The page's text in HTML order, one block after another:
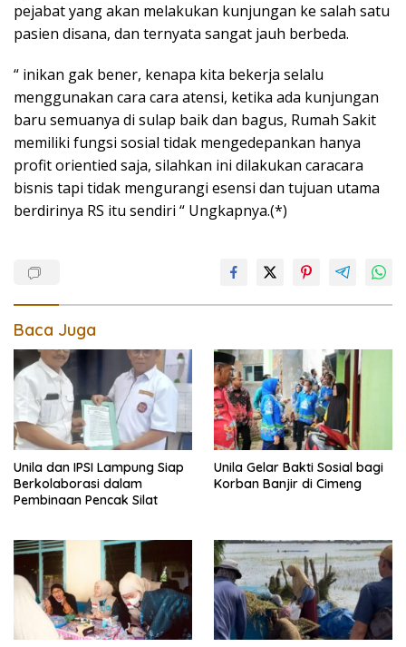
pejabat yang akan melakukan kunjungan ke salah satu
pasien disana, dan ternyata sangat jauh berbeda.
“ inikan gak bener, kenapa kita bekerja selalu
menggunakan cara cara atensi, ketika ada kunjungan
baru semuanya di sulap baik dan bagus, Rumah Sakit
memiliki fungsi sosial tidak mengedepankan hanya
profit orientied saja, silahkan ini dilakukan caracara
bisnis tapi tidak mengurangi esensi dan tujuan utama
berdirinya RS itu sendiri “ Ungkapnya.(*)
Baca Juga
Unila dan IPSI Lampung Siap
Berkolaborasi dalam
Pembinaan Pencak Silat
Unila Gelar Bakti Sosial bagi
Korban Banjir di Cimeng